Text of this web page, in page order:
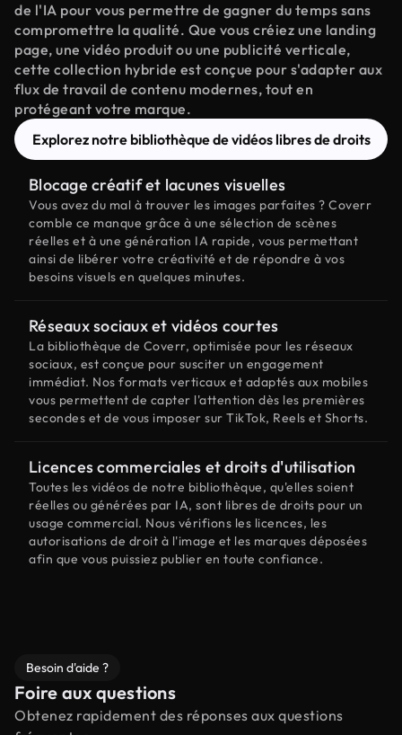
de l'IA pour vous permettre de gagner du temps sans
compromettre la qualité. Que vous créiez une landing
page, une vidéo produit ou une publicité verticale,
cette collection hybride est conçue pour s'adapter aux
flux de travail de contenu modernes, tout en
protégeant votre marque.
Explorez notre bibliothèque de vidéos libres de droits
Blocage créatif et lacunes visuelles
Vous avez du mal à trouver les images parfaites ? Coverr
comble ce manque grâce à une sélection de scènes
réelles et à une génération IA rapide, vous permettant
ainsi de libérer votre créativité et de répondre à vos
besoins visuels en quelques minutes.
Réseaux sociaux et vidéos courtes
La bibliothèque de Coverr, optimisée pour les réseaux
sociaux, est conçue pour susciter un engagement
immédiat. Nos formats verticaux et adaptés aux mobiles
vous permettent de capter l'attention dès les premières
secondes et de vous imposer sur TikTok, Reels et Shorts.
Licences commerciales et droits d'utilisation
Toutes les vidéos de notre bibliothèque, qu'elles soient
réelles ou générées par IA, sont libres de droits pour un
usage commercial. Nous vérifions les licences, les
autorisations de droit à l'image et les marques déposées
afin que vous puissiez publier en toute confiance.
Besoin d'aide ?
Foire aux questions
Obtenez rapidement des réponses aux questions